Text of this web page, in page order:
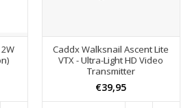
Caddx Walksnail Ascent Lite
VTX - Ultra-Light HD Video
Transmitter
€39,95